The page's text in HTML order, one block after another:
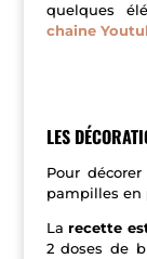
quelques
chaine
LES
Pour
pampilles en
La recette
2 doses de